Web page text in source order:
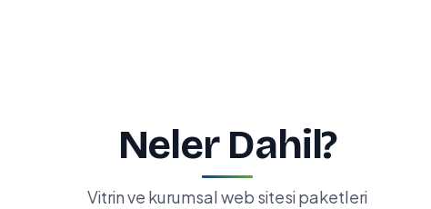
Neler Dahil?
Vitrin ve kurumsal web sitesi paketleri